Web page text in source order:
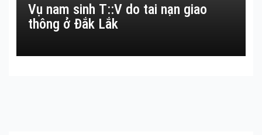
Vụ nam sinh T::V do tai nạn giao
thông ở Đắk Lắk